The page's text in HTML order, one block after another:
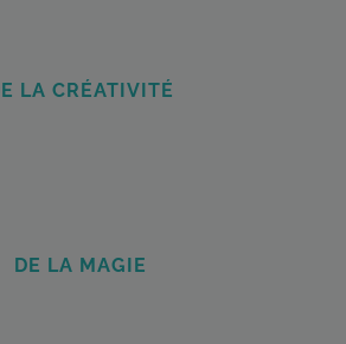
LA CRÉATIVITÉ
DE LA MAGIE